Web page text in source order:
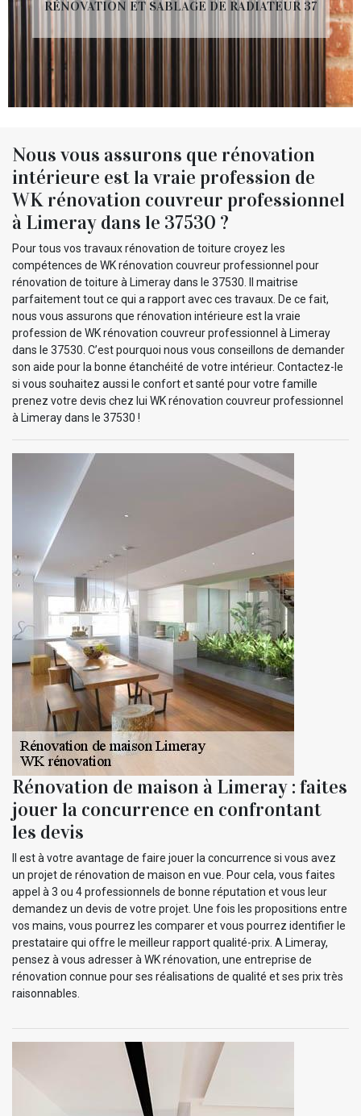
RÉNOVATION ET SABLAGE DE RADIATEUR 37
Nous vous assurons que rénovation
intérieure est la vraie profession de
WK rénovation couvreur professionnel
à Limeray dans le 37530 ?
Pour tous vos travaux rénovation de toiture croyez les
compétences de WK rénovation couvreur professionnel pour
rénovation de toiture à Limeray dans le 37530. Il maitrise
parfaitement tout ce qui a rapport avec ces travaux. De ce fait,
nous vous assurons que rénovation intérieure est la vraie
profession de WK rénovation couvreur professionnel à Limeray
dans le 37530. C’est pourquoi nous vous conseillons de demander
son aide pour la bonne étanchéité de votre intérieur. Contactez-le
si vous souhaitez aussi le confort et santé pour votre famille
prenez votre devis chez lui WK rénovation couvreur professionnel
à Limeray dans le 37530 !
Rénovation de maison à Limeray : faites
jouer la concurrence en confrontant
les devis
Il est à votre avantage de faire jouer la concurrence si vous avez
un projet de rénovation de maison en vue. Pour cela, vous faites
appel à 3 ou 4 professionnels de bonne réputation et vous leur
demandez un devis de votre projet. Une fois les propositions entre
vos mains, vous pourrez les comparer et vous pourrez identifier le
prestataire qui offre le meilleur rapport qualité-prix. A Limeray,
pensez à vous adresser à WK rénovation, une entreprise de
rénovation connue pour ses réalisations de qualité et ses prix très
raisonnables.